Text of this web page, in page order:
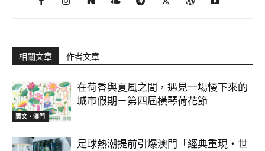
相關文章 作者文章
藝文‧澳門
在荷香與夏風之間，遇見一場慢下來的
城市假期－第四屆橫琴荷花節
足球熱潮提前引爆澳門「經典重現・世